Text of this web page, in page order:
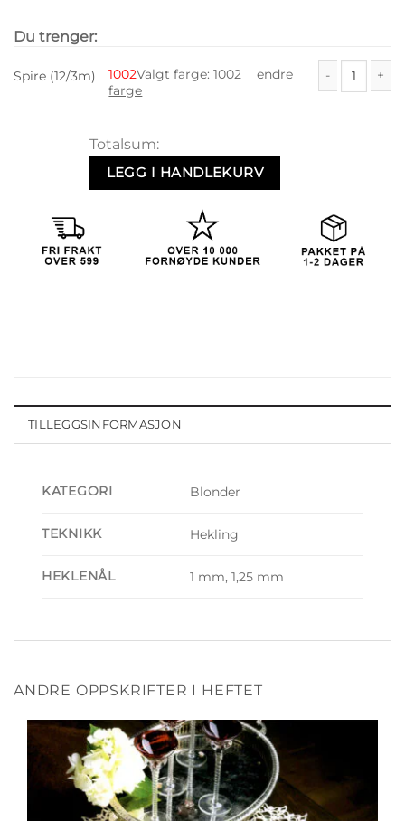
Du trenger:
Spire (12/3m) 1002Valgt farge:1002
endre
farge
Totalsum:
LEGG I HANDLEKURV
TILLEGGSINFORMASJON
KATEGORI Blonder
TEKNIKK Hekling
HEKLENÅL 1 mm, 1,25 mm
ANDRE OPPSKRIFTER I HEFTET